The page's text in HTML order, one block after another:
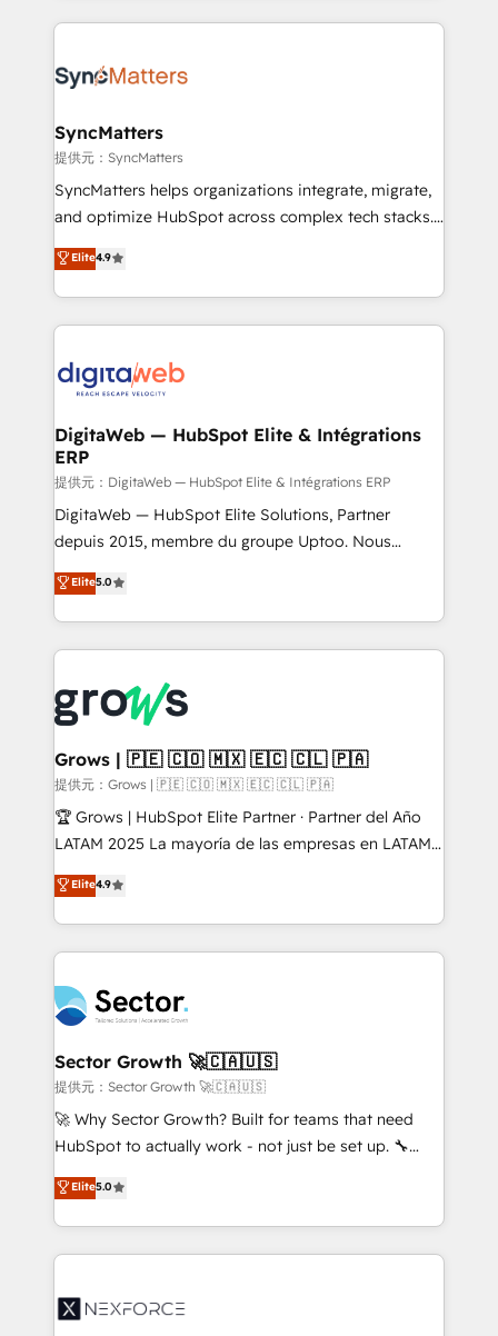
onboarding in weeks Growth-Track: Unlock
advanced optimization & adoption 📍 São Paulo, BR
experience with CRM, Marketing, Sales & Service
Own back-end developers - Complex data
View, SuperOffice) - Custom integrations (e.g. MS
Business Central, Navision, AX, SAP, Exact, AFAS) We
focus on growing B2B companies in the SME sector
such as manufacturing, SaaS, business services and
partner, we know how important user adoption is.
That's why we have developed a step-by-step
technology and people with each other. Together we
strive for optimal customer processes and
SyncMatters
提供元：SyncMatters
SyncMatters helps organizations integrate, migrate,
and optimize HubSpot across complex tech stacks.
From CRM data migrations to real-time integrations
and portal consolidations, we ensure clean, reliable
data across every system. Core Solutions: -
HubSpot CRM Data Migration - Custom HubSpot
Synchronization - HubSpot Portal Consolidation -
to HubSpot migrations - HubSpot and NetSuite or
ERP integrations - Multi-system data
synchronization - Fixing broken or unreliable
integrations Trusted by RevOps teams to manage
complex, high-risk CRM migrations and integrations.
Elite4.9
DigitaWeb — HubSpot Elite & Intégrations
ERP
提供元：DigitaWeb — HubSpot Elite & Intégrations ERP
DigitaWeb — HubSpot Elite Solutions, Partner
depuis 2015, membre du groupe Uptoo. Nous
aidons les ETI et PME B2B à unifier Marketing,
Ventes et Service sur HubSpot grâce à la Revenue
Architecture : alignement des équipes, pipeline
prévisible, croissance mesurable. 🔌 Intégrations
Dynamics..), VOIP (Aircall, Ringover, Modjo), Shopify,
Oneflow. 💻 Développements custom : CRM UI
Extensions (React), Serverless Node.js, Custom
Objects, thèmes HubL, agents IA & Breeze AI. 🎯
Secteurs : Industrie, Distribution B2B, SaaS, Services
B2B, Immobilier, Viticulture, Finance. 🚀 Nos livrables
Sales + Service Hub, synchronisation ERP ↔
HubSpot temps réel, formation équipes. 🏆 +350
Integration. 📩 Parlons de votre projet →
digitaweb.com
Elite5.0
Grows | 🇵🇪 🇨🇴 🇲🇽 🇪🇨 🇨🇱 🇵🇦
提供元：Grows | 🇵🇪 🇨🇴 🇲🇽 🇪🇨 🇨🇱 🇵🇦
🏆 Grows | HubSpot Elite Partner · Partner del Año
LATAM 2025 La mayoría de las empresas en LATAM
no tienen un problema de herramientas. Tienen un
problema de orden. Equipos desalineados, datos
dispersos y procesos que dependen de personas
clave — no de sistemas. Eso frena el crecimiento,
⚙️ Grows ordena los procesos comerciales, alinea
marketing, ventas y servicio, e implementa HubSpot
de forma que genera resultados reales desde las
primeras semanas — no meses. 🤝 No entregamos
proyectos y nos vamos. Nos quedamos como
socios estratégicos, ayudando a sostener y escalar
no es crecer — es solo moverse rápido. 🌎
Operamos en Colombia, Perú, México, Ecuador,
retail, salud, banca, bienes raíces, construcción y
B2B.
Elite4.9
Sector Growth 🚀🇨🇦🇺🇸
提供元：Sector Growth 🚀🇨🇦🇺🇸
🚀 Why Sector Growth? Built for teams that need
HubSpot to actually work - not just be set up. 🔧
HubSpot Experts: Onboarding, migrations,
automation, and training built for adoption. ⚡ Highly
Technical Execution: ERP, EMR and Custom
Integrations; complex builds delivered in weeks, not
workflows; automation agents; process optimization
Elite5.0